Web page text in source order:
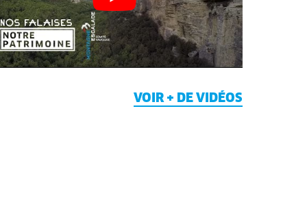
VOIR + DE VIDÉOS